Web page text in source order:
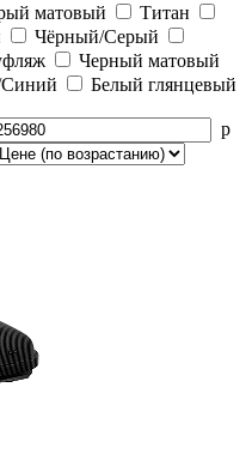
матовый
Титан
Чёрный/Серый
Черный матовый
Белый глянцевый
p